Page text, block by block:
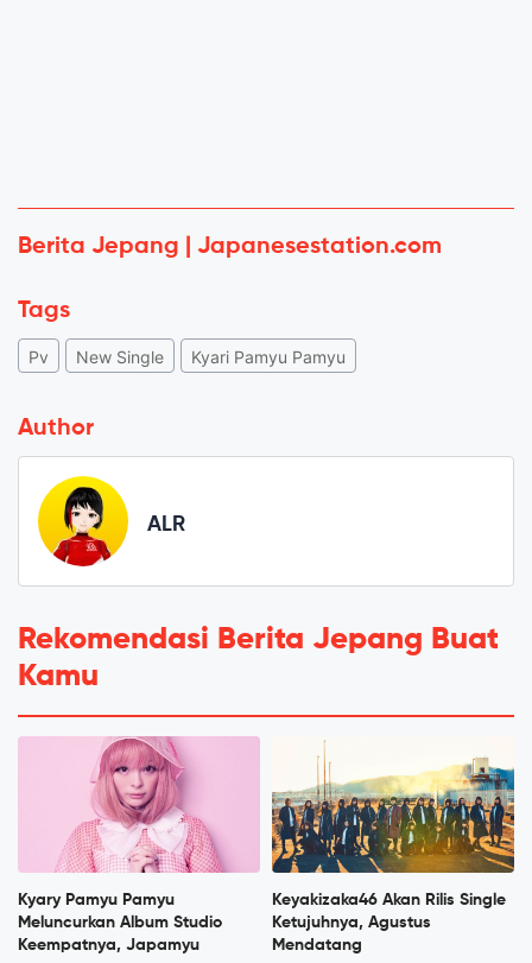
Berita Jepang | Japanesestation.com
Tags
Pv New Single Kyari Pamyu Pamyu
Author
ALR
Rekomendasi Berita Jepang Buat
Kamu
Kyary Pamyu Pamyu
Meluncurkan Album Studio
Keempatnya, Japamyu
Keyakizaka46 Akan Rilis Single
Ketujuhnya, Agustus
Mendatang